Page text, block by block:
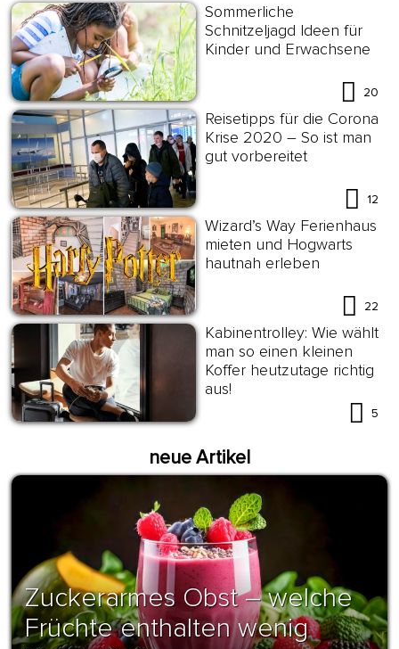
Sommerliche
Schnitzeljagd Ideen für
Kinder und Erwachsene
20
Reisetipps für die Corona
Krise 2020 – So ist man
gut vorbereitet
12
Wizard’s Way Ferienhaus
mieten und Hogwarts
hautnah erleben
22
Kabinentrolley: Wie wählt
man so einen kleinen
Koffer heutzutage richtig
aus!
5
neue Artikel
Zuckerarmes Obst – welche
Früchte enthalten wenig